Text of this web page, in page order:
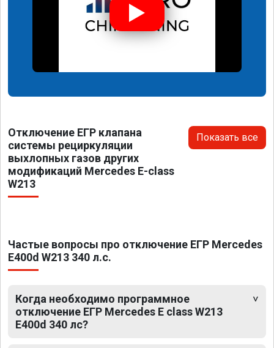
Отключение ЕГР клапана
системы рециркуляции
выхлопных газов других
модификаций Mercedes E-class
W213
Показать все
Частые вопросы про отключение ЕГР Mercedes
E400d W213 340 л.с.
Когда необходимо программное
отключение ЕГР Mercedes E class W213
E400d 340 лс?